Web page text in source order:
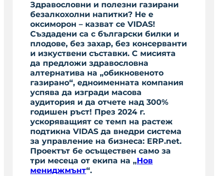
Здравословни и полезни газирани
безалкохолни напитки? Не е
оксиморон – казват се VIDAS!
Създадени са с български билки и
плодове, без захар, без консерванти
и изкуствени съставки. С мисията
да предложи здравословна
алтернатива на „обикновеното
газирано“, едноименната компания
успява да изгради масова
аудитория и да отчете над 300%
годишен ръст! През 2024 г.
ускоряващият се темп на растеж
подтикна VIDAS да внедри система
за управление на бизнеса: ERP.net.
Проектът бе осъществен само за
три месеца от екипа на „Нов
мениджмънт“.